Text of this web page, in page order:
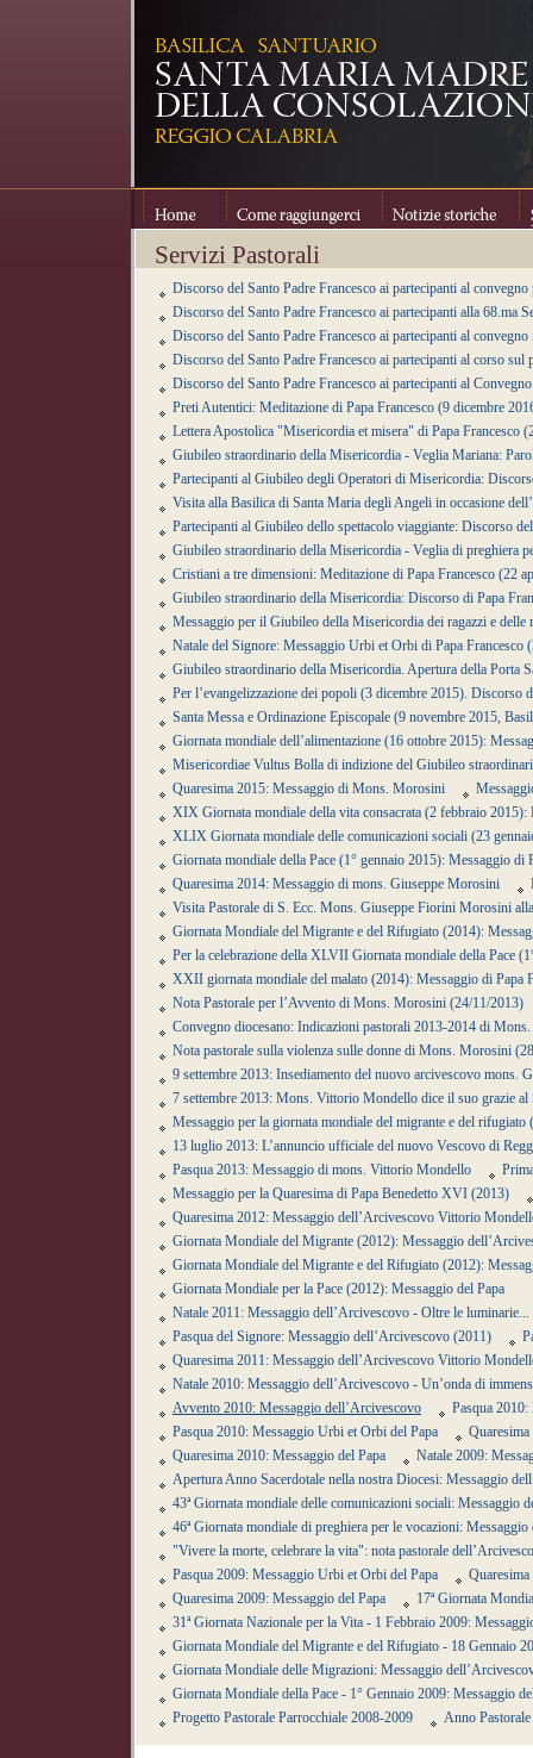
Home Come raggiungerci Notizie storiche
Servizi Pastorali
Discorso del Santo Padre Francesco ai partecipanti al
Discorso del Santo Padre Francesco ai partecipanti alla 68.ma
Discorso del Santo Padre Francesco ai partecipanti al
Discorso del Santo Padre Francesco ai partecipanti al corso
Discorso del Santo Padre Francesco ai partecipanti al
Preti Autentici: Meditazione di Papa Francesco (9 dicembre
Lettera Apostolica "Misericordia et misera" di Papa Francesco
Giubileo straordinario della Misericordia - Veglia Mariana:
Partecipanti al Giubileo degli Operatori di Misericordia:
Visita alla Basilica di Santa Maria degli Angeli in occasione
Partecipanti al Giubileo dello spettacolo viaggiante: Discorso
Giubileo straordinario della Misericordia - Veglia di preghiera
Cristiani a tre dimensioni: Meditazione di Papa Francesco (22
Giubileo straordinario della Misericordia: Discorso di Papa
Messaggio per il Giubileo della Misericordia dei ragazzi e delle
Natale del Signore: Messaggio Urbi et Orbi di Papa Francesco
Giubileo straordinario della Misericordia. Apertura della Porta
Per l’evangelizzazione dei popoli (3 dicembre 2015). Discorso
Santa Messa e Ordinazione Episcopale (9 novembre 2015,
Giornata mondiale dell’alimentazione (16 ottobre 2015):
Misericordiae Vultus Bolla di indizione del Giubileo
Quaresima 2015: Messaggio di Mons. Morosini
XIX Giornata mondiale della vita consacrata (2 febbraio 2015):
XLIX Giornata mondiale delle comunicazioni sociali (23
Giornata mondiale della Pace (1° gennaio 2015): Messaggio di
Quaresima 2014: Messaggio di mons. Giuseppe Morosini
Visita Pastorale di S. Ecc. Mons. Giuseppe Fiorini Morosini
Giornata Mondiale del Migrante e del Rifugiato (2014):
Per la celebrazione della XLVII Giornata mondiale della Pace
XXII giornata mondiale del malato (2014): Messaggio di Papa
Nota Pastorale per l’Avvento di Mons. Morosini (24/11/2013)
Convegno diocesano: Indicazioni pastorali 2013-2014 di
Nota pastorale sulla violenza sulle donne di Mons. Morosini
9 settembre 2013: Insediamento del nuovo arcivescovo mons.
7 settembre 2013: Mons. Vittorio Mondello dice il suo grazie
Messaggio per la giornata mondiale del migrante e del rifugiato
13 luglio 2013: L’annuncio ufficiale del nuovo Vescovo di
Pasqua 2013: Messaggio di mons. Vittorio Mondello
Messaggio per la Quaresima di Papa Benedetto XVI (2013)
Quaresima 2012: Messaggio dell’Arcivescovo Vittorio
Giornata Mondiale del Migrante (2012): Messaggio
Giornata Mondiale del Migrante e del Rifugiato (2012):
Giornata Mondiale per la Pace (2012): Messaggio del Papa
Natale 2011: Messaggio dell’Arcivescovo - Oltre le
Pasqua del Signore: Messaggio dell’Arcivescovo (2011)
Quaresima 2011: Messaggio dell’Arcivescovo Vittorio
Natale 2010: Messaggio dell’Arcivescovo - Un’onda di
Avvento 2010: Messaggio dell’Arcivescovo
Pasqua
Pasqua 2010: Messaggio Urbi et Orbi del Papa
Quaresima 2010: Messaggio del Papa
Natale 2009:
Apertura Anno Sacerdotale nella nostra Diocesi: Messaggio
43ª Giornata mondiale delle comunicazioni sociali: Messaggio
46ª Giornata mondiale di preghiera per le vocazioni: Messaggio
"Vivere la morte, celebrare la vita": nota pastorale
Pasqua 2009: Messaggio Urbi et Orbi del Papa
Quaresima 2009: Messaggio del Papa
17ª Giornata
31ª Giornata Nazionale per la Vita - 1 Febbraio 2009:
Giornata Mondiale del Migrante e del Rifugiato - 18 Gennaio
Giornata Mondiale delle Migrazioni: Messaggio
Giornata Mondiale della Pace - 1° Gennaio 2009: Messaggio
Progetto Pastorale Parrocchiale 2008-2009
Anno